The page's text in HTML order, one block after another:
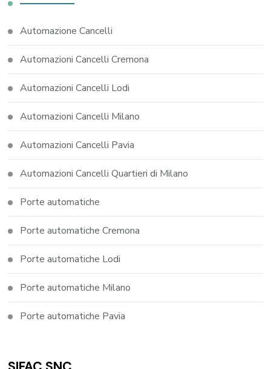
Automazione Cancelli
Automazioni Cancelli Cremona
Automazioni Cancelli Lodi
Automazioni Cancelli Milano
Automazioni Cancelli Pavia
Automazioni Cancelli Quartieri di Milano
Porte automatiche
Porte automatiche Cremona
Porte automatiche Lodi
Porte automatiche Milano
Porte automatiche Pavia